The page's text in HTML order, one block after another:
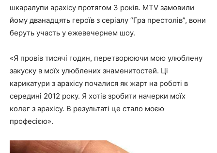
шкаралупи арахісу протягом 3 років. MTV замовили
йому дванадцять героїв з серіалу “Гра престолів”, вони
беруть участь у ежевечернем шоу.
«Я провів тисячі годин, перетворюючи мою улюблену
закуску в моїх улюблених знаменитостей. Ці
карикатури з арахісу почалися як жарт на роботі в
середині 2012 року. Я хотів зробити начерки моїх
колег з арахісу. В результаті це стало моєю
професією».